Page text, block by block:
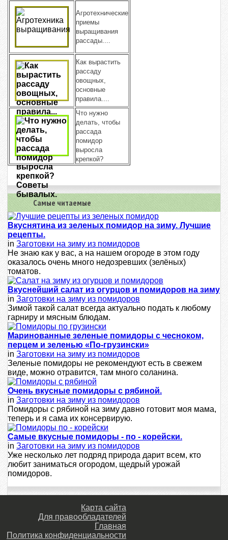
Агротехнические
приемы
выращивания
рассады....
Как вырастить
рассаду
овощных,
основные
правила....
Что нужно
делать, чтобы
рассада
помидор
выросла
крепкой?
Самые читаемые
Вкуснятина из зеленых помидор на зиму. Лучшие
рецепты.
in Заготовки на зиму из помидоров
Не знаю как у вас, а на нашем огороде в этом году
оказалось очень много недозревших (зелёных)
томатов.
Вкуснейший салат из огурцов и помидоров на зиму
in Заготовки на зиму из помидоров
Зимой такой салат всегда актуально подать к любому
гарниру и мясным блюдам.
Маринованные зеленые помидоры с чесноком,
перцем и зеленью «По-грузински»
in Заготовки на зиму из помидоров
Зеленые помидоры не рекомендуют есть в свежем
виде, можно отравится, там много соланина.
Очень вкусные помидоры с рябиной.
in Заготовки на зиму из помидоров
Помидоры с рябиной на зиму давно готовит моя мама,
теперь и я сама их консервирую.
Самые вкусные помидоры - по - корейски.
in Заготовки на зиму из помидоров
Уже несколько лет подряд природа дарит всем, кто
любит заниматься огородом, щедрый урожай
помидоров.
Карта сайта
Для правообладателей
Главная
Политика конфиденциальности